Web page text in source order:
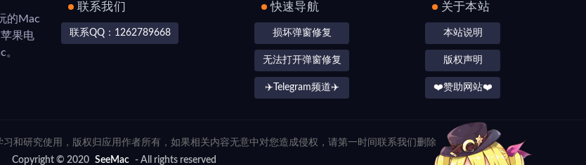
的Mac
果电
联系我们
联系QQ：1262789668
快速导航
损坏弹窗修复
无法打开弹窗修复
✈️Telegram频道✈️
关于本站
本站说明
版权声明
❤️赞助网站❤️
和研究使用，版权归应用作者所有，如果相关内容无意中对您造成侵权，请第一时间联系我们删除
Copyright © 2020 SeeMac - All rights reserved